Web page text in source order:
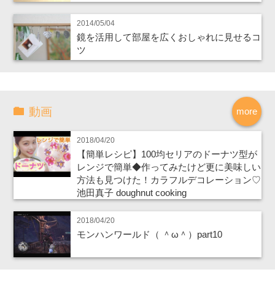
2014/05/04
鏡を活用して部屋を広くおしゃれに見せるコ
ツ
more
動画
2018/04/20
【簡単レシピ】100均セリアのドーナツ型が
レンジで簡単◆作ってみたけど更に美味しい
方法も見つけた！カラフルデコレーション♡
池田真子 doughnut cooking
2018/04/20
モンハンワールド（ ＾ω＾）part10